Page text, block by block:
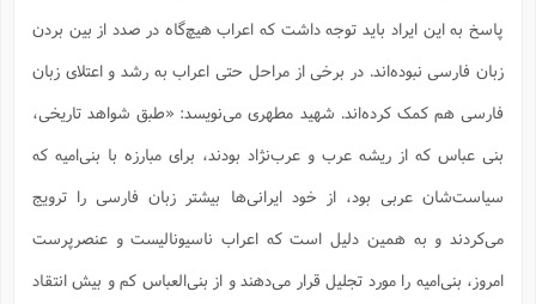
پاسخ به این ایراد باید توجه داشت که اعراب هیچ‌گاه در صدد از بین بردن
زبان فارسی نبوده‌اند. در برخی از مراحل حتی اعراب به رشد و اعتلای زبان
فارسی هم کمک کرده‌اند. ‌شهید مطهری می‌نویسد: «طبق شواهد تاریخى،
بنى عباس که از ریشه عرب و عرب‌نژاد بودند، براى مبارزه با بنى‌امیه که
سیاست‌شان عربى بود، از خود ایرانی‌ها بیشتر زبان فارسى را ترویج
مى‌کردند و به همین دلیل است که اعراب ناسیونالیست و عنصرپرست
امروز، بنى‌امیه را مورد تجلیل قرار مى‌دهند و از بنى‌العباس کم و بیش انتقاد